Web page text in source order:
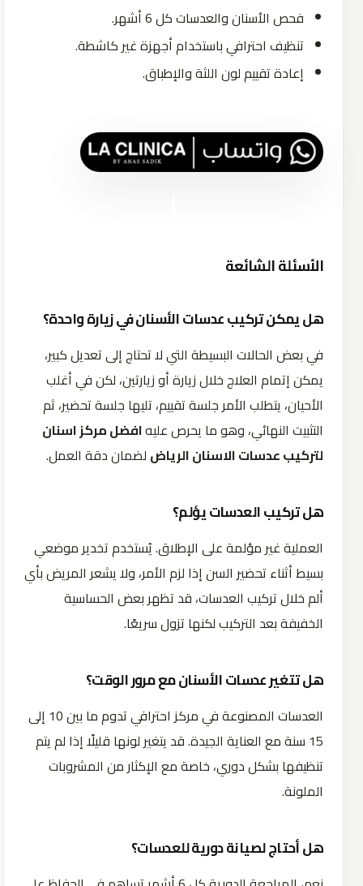
فحص الأسنان والعدسات كل 6 أشهر.
تنظيف احترافي باستخدام أجهزة غير كاشطة.
إعادة تقييم لون اللثة والإطباق.
الأسئلة الشائعة
هل يمكن تركيب عدسات الأسنان في زيارة واحدة؟
في بعض الحالات البسيطة التي لا تحتاج إلى تعديل كبير،
يمكن إتمام العلاج خلال زيارة أو زيارتين، لكن في أغلب
الأحيان، يتطلب الأمر جلسة تقييم، تليها جلسة تحضير، ثم
التثبيت النهائي، وهو ما يحرص عليهافضل مركز اسنان
لتركيب عدسات الاسنان الرياض لضمان دقة العمل.
هل تركيب العدسات يؤلم؟
العملية غير مؤلمة على الإطلاق. يُستخدم تخدير موضعي
بسيط أثناء تحضير السن إذا لزم الأمر، ولا يشعر المريض بأي
ألم خلال تركيب العدسات، قد تظهر بعض الحساسية
الخفيفة بعد التركيب لكنها تزول سريعًا.
هل تتغير عدسات الأسنان مع مرور الوقت؟
العدسات المصنوعة في مركز احترافي تدوم ما بين 10 إلى
15 سنة مع العناية الجيدة. قد يتغير لونها قليلًا إذا لم يتم
تنظيفها بشكل دوري، خاصة مع الإكثار من المشروبات
الملونة.
هل أحتاج لصيانة دورية للعدسات؟